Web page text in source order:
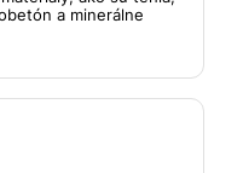
a minerálne